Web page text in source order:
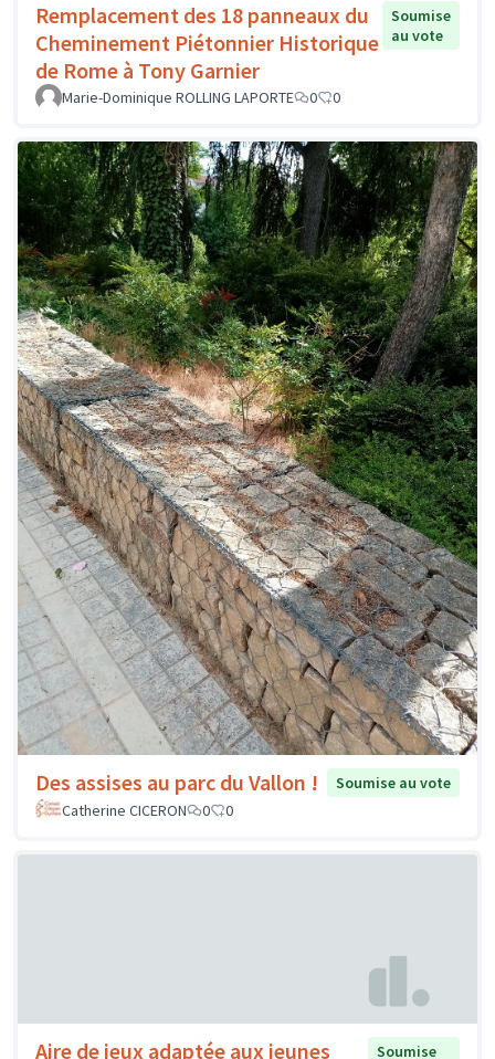
Remplacement des 18 panneaux du
Cheminement Piétonnier Historique
de Rome à Tony Garnier
Soumise
au vote
Marie-Dominique ROLLING LAPORTE 0 0
Des assises au parc du Vallon !
Soumise au vote
Catherine CICERON
0 0
Aire de jeux adaptée aux jeunes
Soumise